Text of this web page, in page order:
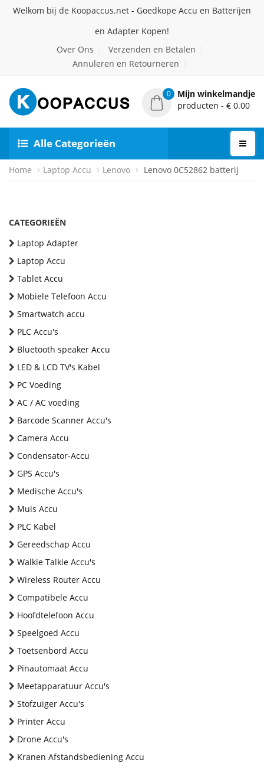
Welkom bij de Koopaccus.net - Goedkope Accu en Batterijen
en Adapter Kopen!
Over Ons
Verzenden en Betalen
Annuleren en Retourneren
0
Mijn winkelmandje
producten - € 0.00
Alle Categorieën
Home Laptop Accu Lenovo Lenovo 0C52862 batterij
CATEGORIEËN
Laptop Adapter
Laptop Accu
Tablet Accu
Mobiele Telefoon Accu
Smartwatch accu
PLC Accu's
Bluetooth speaker Accu
LED & LCD TV's Kabel
PC Voeding
AC / AC voeding
Barcode Scanner Accu's
Camera Accu
Condensator-Accu
GPS Accu's
Medische Accu's
Muis Accu
PLC Kabel
Gereedschap Accu
Walkie Talkie Accu's
Wireless Router Accu
Compatibele Accu
Hoofdtelefoon Accu
Speelgoed Accu
Toetsenbord Accu
Pinautomaat Accu
Meetapparatuur Accu's
Stofzuiger Accu's
Printer Accu
Drone Accu's
Kranen Afstandsbediening Accu